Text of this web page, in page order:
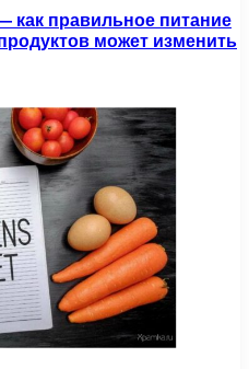
как правильное питание
может изменить